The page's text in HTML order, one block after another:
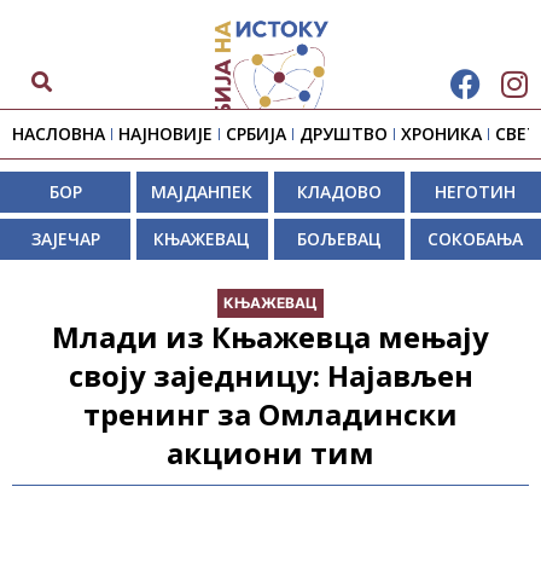
НАСЛОВНА НАЈНОВИЈЕ СРБИЈА ДРУШТВО ХРОНИКА СВЕТ
БОР МАЈДАНПЕК КЛАДОВО НЕГОТИН
ЗАЈЕЧАР КЊАЖЕВАЦ БОЉЕВАЦ СОКОБАЊА
КЊАЖЕВАЦ
Млади из Књажевца мењају
своју заједницу: Најављен
тренинг за Омладински
акциони тим